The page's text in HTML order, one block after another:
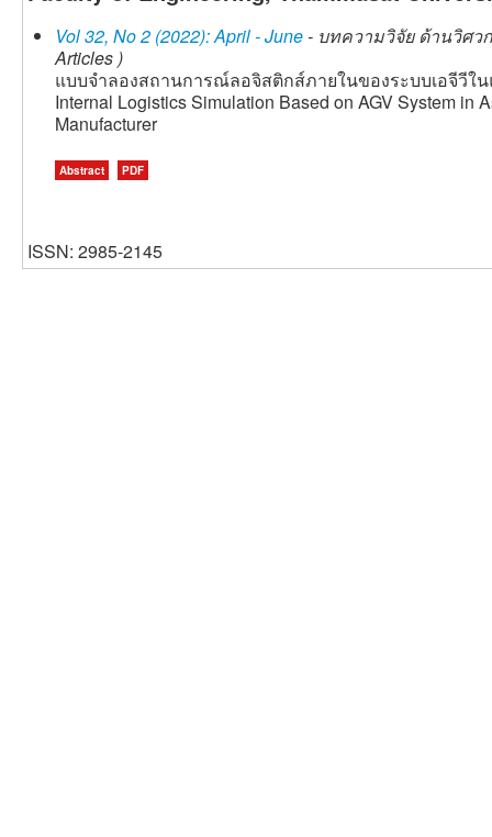
Vol 32, No 2 (2022): April - June- บทความวิจัย ด้านวิศว
Articles )
แบบจำลองสถานการณ์ลอจิสติกส์ภายในของระบบเอจีวีใ
Internal Logistics Simulation Based on AGV System in
Manufacturer
Abstract PDF
ISSN: 2985-2145